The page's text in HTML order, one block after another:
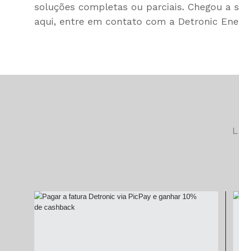
soluções completas ou parciais. Chegou a
aqui, entre em contato com a Detronic